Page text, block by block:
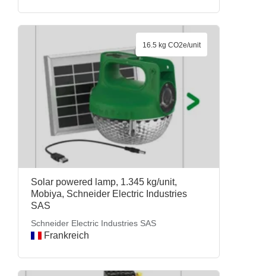
Solar powered lamp, 1.345 kg/unit,
Mobiya, Schneider Electric Industries
SAS
Schneider Electric Industries SAS
Frankreich
16.5 kg CO2e/unit